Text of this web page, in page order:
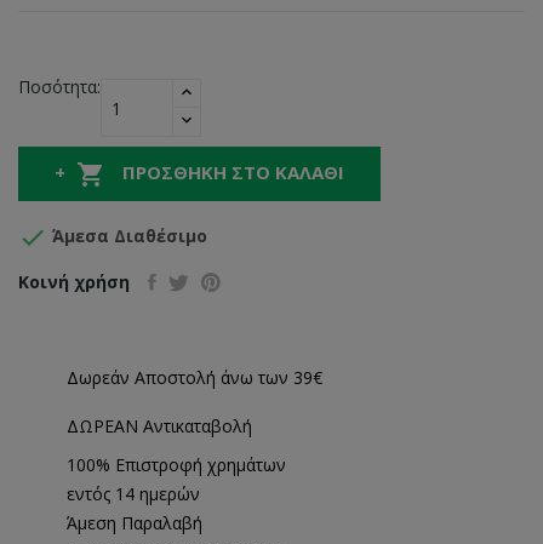
Ποσότητα:
 ΠΡΟΣΘΉΚΗ ΣΤΟ ΚΑΛΆΘΙ
 Άμεσα Διαθέσιμο
Κοινή χρήση
Δωρεάν Αποστολή άνω των 39€
ΔΩΡΕΑΝ Αντικαταβολή
100% Επιστροφή χρημάτων
εντός 14 ημερών
Άμεση Παραλαβή